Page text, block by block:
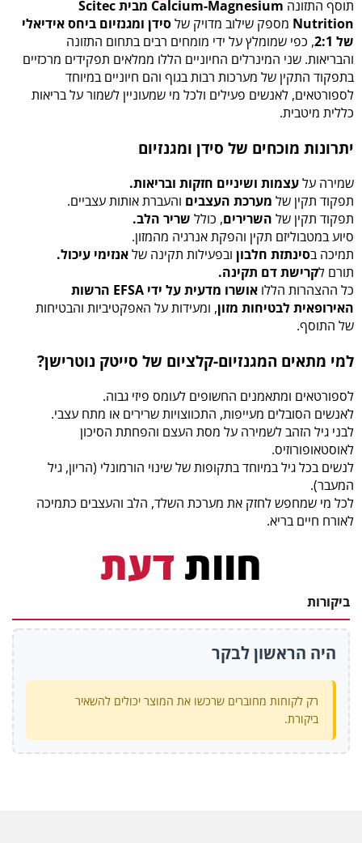
תוסף התזונה
Calcium-Magnesium מבית Scitec
Nutrition מספק שילוב מדויק שלסידן ומגנזיום ביחס אידיאלי
של 2:1
, כפי שמומלץ על ידי מומחים רבים בתחום התזונה
והבריאות. שני המינרלים החיוניים הללו ממלאים תפקידים מרכזיים
בתפקוד התקין של מערכות רבות בגוף והם חיוניים במיוחד
לספורטאים, לאנשים פעילים ולכל מי שמעוניין לשמור על בריאות
כללית מיטבית.
יתרונות מוכחים של סידן ומגנזיום
שמירה עלעצמות ושיניים חזקות ובריאות.
תפקוד תקין של מערכת העצבים והעברת אותות עצביים.
תפקוד תקין של השרירים, כולל שריר הלב.
סיוע במטבוליזם תקין והפקת אנרגיה מהמזון.
תמיכה בסינתזת חלבון ובפעילות תקינה שלאנזימי עיכול.
תורם לקרישת דם תקינה.
כל ההצהרות הללו
אושרו מדעית על ידי EFSA הרשות
האירופאית לבטיחות מזון, ומעידות על האפקטיביות והבטיחות
של התוסף.
למי מתאים המגנזיום-קלציום של סייטק נוטרישן?
לספורטאים ומתאמנים החשופים לעומס פיזי גבוה.
לאנשים הסובלים מעייפות, התכווצויות שרירים או מתח עצבי.
לבני גיל הזהב לשמירה על מסת העצם והפחתת הסיכון
לאוסטאופורוזיס.
לנשים בכל גיל במיוחד בתקופות של שינוי הורמונלי (הריון, גיל
המעבר).
לכל מי שמחפש לחזק את מערכת השלד, הלב והעצבים כתמיכה
לאורח חיים בריא.
חוות דעת
ביקורות
היה הראשון לבקר
רק לקוחות מחוברים שרכשו את המוצר יכולים להשאיר
ביקורת.